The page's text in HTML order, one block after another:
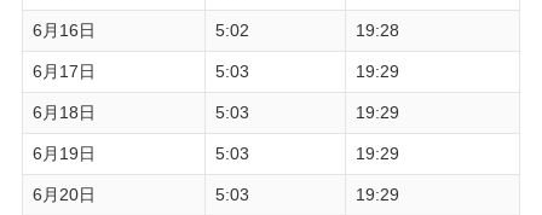
6月16日 5:02 19:28
6月17日 5:03 19:29
6月18日 5:03 19:29
6月19日 5:03 19:29
6月20日 5:03 19:29